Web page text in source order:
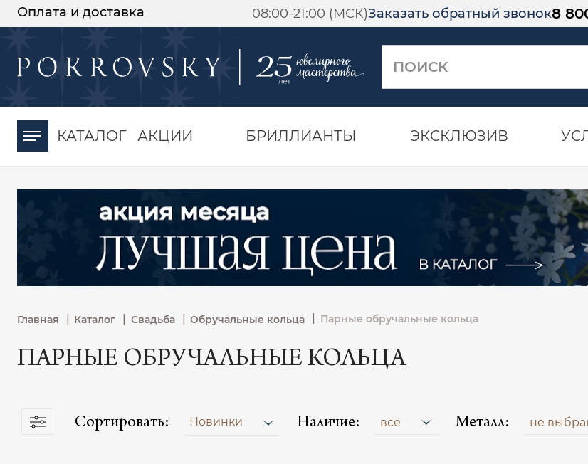
Оплата и доставка 08:00-21:00 (МСК)Заказать обратный звонок8
КАТАЛОГ АКЦИИ БРИЛЛИАНТЫ ЭКСКЛЮЗИВ
Главная | Каталог | Свадьба | Обручальные кольца Парные обручальные кольца
ПАРНЫЕ ОБРУЧАЛЬНЫЕ КОЛЬЦА
Сортировать: Новинки Наличие: все Металл: не
-30%
момента оплаты